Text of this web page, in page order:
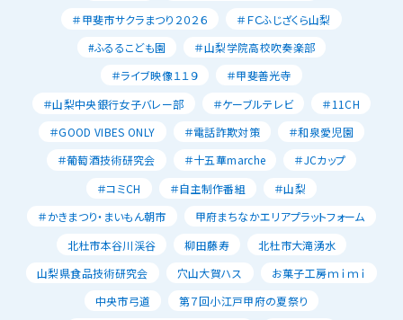
＃甲斐市サクラまつり２０２６
＃ＦＣふじざくら山梨
#ふるるこども園
＃山梨学院高校吹奏楽部
＃ライブ映像１１９
＃甲斐善光寺
＃山梨中央銀行女子バレー部
＃ケーブルテレビ
＃11CH
＃GOOD VIBES ONLY
＃電話詐欺対策
＃和泉愛児園
＃葡萄酒技術研究会
＃十五華marche
＃JCカップ
＃コミCH
＃自主制作番組
＃山梨
＃かきまつり・まいもん朝市
甲府まちなかエリアプラットフォーム
北杜市本谷川渓谷
柳田藤寿
北杜市大滝湧水
山梨県食品技術研究会
穴山大賀ハス
お菓子工房ｍｉｍｉ
中央市弓道
第７回小江戸甲府の夏祭り